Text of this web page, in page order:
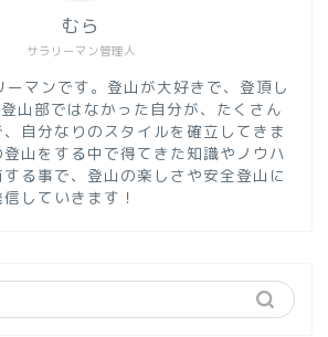
サラリーマン管理人
むら
マンです。登山が大好きで、登頂し
山部ではなかった自分が、たくさん
自分なりのスタイルを確立してきま
山をする中で得てきた知識やノウハ
る事で、登山の楽しさや安全登山に
していきます！